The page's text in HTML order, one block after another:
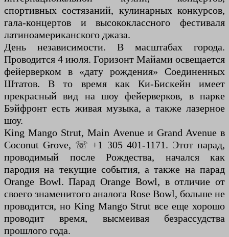
спортивных состязаний, кулинарных конкурсов,
гала-концертов и высококлассного фестиваля
латиноамериканского джаза.
День независимости. В масштабах города.
Проводится 4 июля. Горизонт Майами освещается
фейерверком в «дату рождения» Соединенных
Штатов. В то время как Ки-Бискейн имеет
прекрасный вид на шоу фейерверков, в парке
Бэйфронт есть живая музыка, а также лазерное
шоу.
King Mango Strut, Main Avenue и Grand Avenue в
Coconut Grove, ☏ +1 305 401-1171. Этот парад,
проводимый после Рождества, начался как
пародия на текущие события, а также на парад
Orange Bowl. Парад Orange Bowl, в отличие от
своего знаменитого аналога Rose Bowl, больше не
проводится, но King Mango Strut все еще хорошо
проводит время, высмеивая безрассудства
прошлого года.